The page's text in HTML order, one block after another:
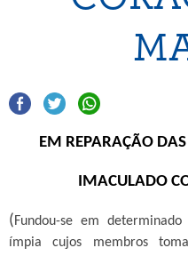
EM REPARAÇÃO
IMACULADO
(Fundou-se em
ímpia cujos membros